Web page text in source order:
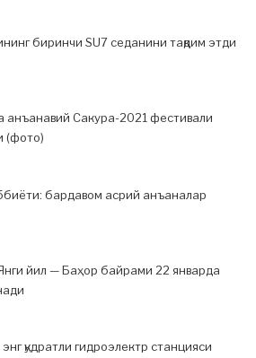
биринчи SU7 седанини тақдим этди
Сакура-2021 фестивали
(фото)
бардавом асрий анъаналар
йил — Баҳор байрами 22 январда
қудратли гидроэлектр станцияси